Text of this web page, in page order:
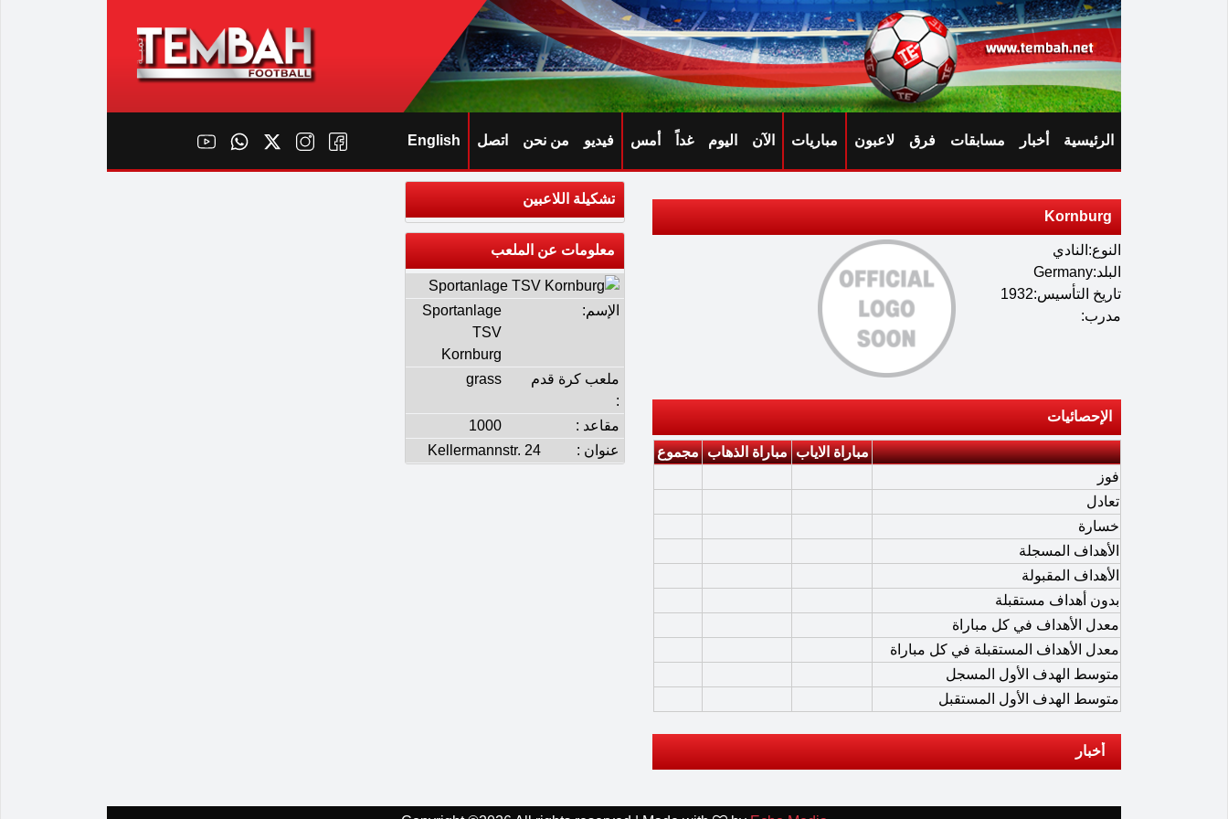
الرئيسية أخبار مسابقات فرق لاعبون مباريات الآن اليوم غداً أمس فيديو من نحن اتصل English
Kornburg
النوع:النادي
البلد:Germany
تاريخ التأسيس:1932
مدرب:
الإحصائيات
مباراة الاياب مباراة الذهاب مجموع
فوز
تعادل
خسارة
الأهداف المسجلة
الأهداف المقبولة
بدون أهداف مستقبلة
معدل الأهداف في كل مباراة
معدل الأهداف المستقبلة في كل مباراة
متوسط الهدف الأول المسجل
متوسط الهدف الأول المستقبل
أخبار
تشكيلة اللاعبين
معلومات عن الملعب
الإسم:
Sportanlage
TSV
Kornburg
ملعب كرة قدم
:
grass
مقاعد :
1000
عنوان :
Kellermannstr. 24